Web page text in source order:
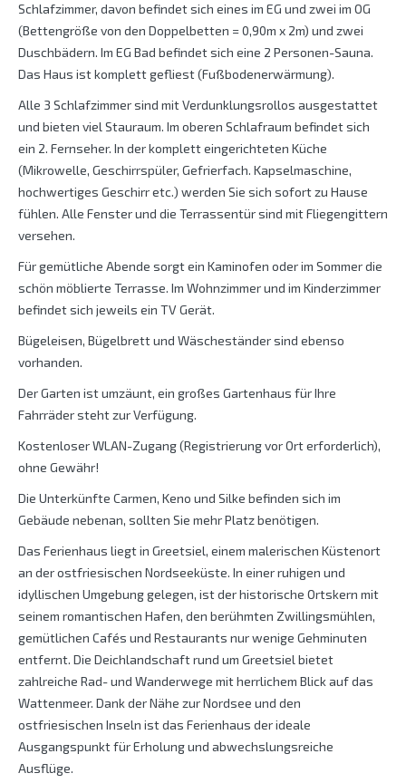
Schlafzimmer, davon befindet sich eines im EG und zwei im OG
(Bettengröße von den Doppelbetten = 0,90m x 2m) und zwei
Duschbädern. Im EG Bad befindet sich eine 2 Personen-Sauna.
Das Haus ist komplett gefliest (Fußbodenerwärmung).
Alle 3 Schlafzimmer sind mit Verdunklungsrollos ausgestattet
und bieten viel Stauraum. Im oberen Schlafraum befindet sich
ein 2. Fernseher. In der komplett eingerichteten Küche
(Mikrowelle, Geschirrspüler, Gefrierfach. Kapselmaschine,
hochwertiges Geschirr etc.) werden Sie sich sofort zu Hause
fühlen. Alle Fenster und die Terrassentür sind mit Fliegengittern
versehen.
Für gemütliche Abende sorgt ein Kaminofen oder im Sommer die
schön möblierte Terrasse. Im Wohnzimmer und im Kinderzimmer
befindet sich jeweils ein TV Gerät.
Bügeleisen, Bügelbrett und Wäscheständer sind ebenso
vorhanden.
Der Garten ist umzäunt, ein großes Gartenhaus für Ihre
Fahrräder steht zur Verfügung.
Kostenloser WLAN-Zugang (Registrierung vor Ort erforderlich),
ohne Gewähr!
Die Unterkünfte Carmen, Keno und Silke befinden sich im
Gebäude nebenan, sollten Sie mehr Platz benötigen.
Das Ferienhaus liegt in Greetsiel, einem malerischen Küstenort
an der ostfriesischen Nordseeküste. In einer ruhigen und
idyllischen Umgebung gelegen, ist der historische Ortskern mit
seinem romantischen Hafen, den berühmten Zwillingsmühlen,
gemütlichen Cafés und Restaurants nur wenige Gehminuten
entfernt. Die Deichlandschaft rund um Greetsiel bietet
zahlreiche Rad- und Wanderwege mit herrlichem Blick auf das
Wattenmeer. Dank der Nähe zur Nordsee und den
ostfriesischen Inseln ist das Ferienhaus der ideale
Ausgangspunkt für Erholung und abwechslungsreiche
Ausflüge.